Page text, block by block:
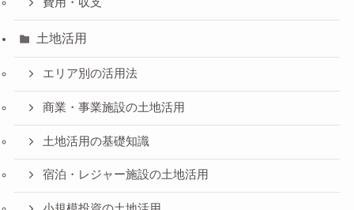
費用・収支
土地活用
エリア別の活用法
商業・事業施設の土地活用
土地活用の基礎知識
宿泊・レジャー施設の土地活用